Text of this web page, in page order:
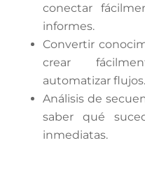
conectar
informes.
Convertir
crear
automatizar flujos.
Análisis de
saber qué
inmediatas.